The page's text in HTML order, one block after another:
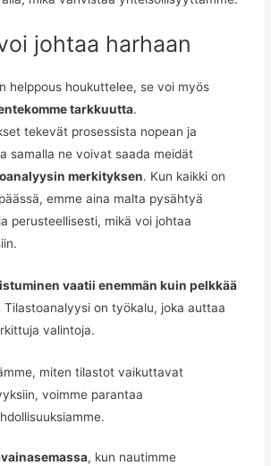
johtaa harhaan
helppous houkuttelee, se voi myös
tarkkuutta.
tekevät prosessista nopean ja
samalla ne voivat saada meidät
merkityksen. Kun kaikki on
emme aina malta pysähtyä
perusteellisesti, mikä voi johtaa
vaatii enemmän kuin pelkkää
Tilastoanalyysi on työkalu, joka auttaa
valintoja.
miten tilastot vaikuttavat
voimme parantaa
, kun nautimme